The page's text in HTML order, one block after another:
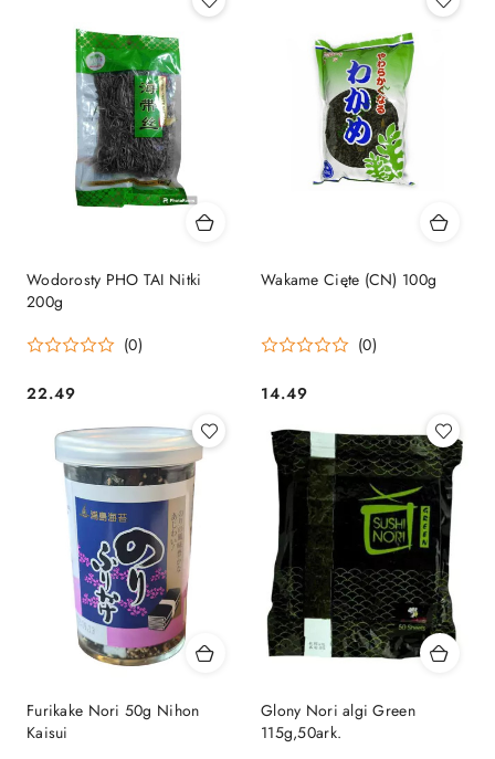
Wodorosty PHO TAI Nitki
200g
(0)
Cena:
22.49
Wakame Cięte (CN) 100g
(0)
Cena:
14.49
Furikake Nori 50g Nihon
Kaisui
Glony Nori algi Green
115g,50ark.